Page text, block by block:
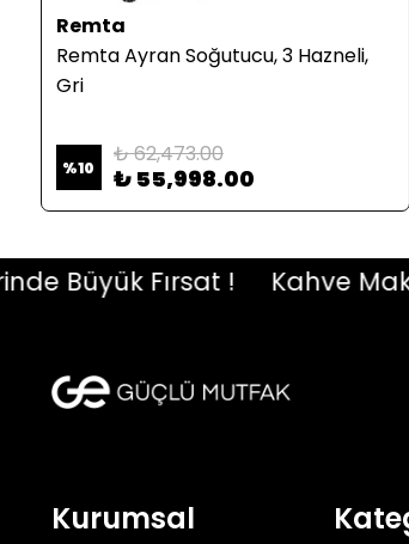
Remta
Remta Ayran Soğutucu, 3 Hazneli,
Gri
%10 ₺ 62,473.00
₺ 55,998.00
Fırsat ! Kahve
Kurumsal